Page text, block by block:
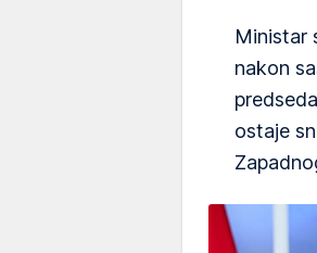
Ministar
nakon
ostaje